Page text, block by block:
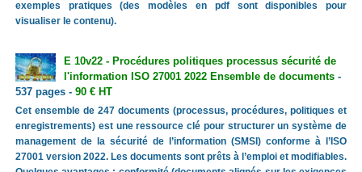
exemples pratiques (des modèles en pdf sont disponibles pour
visualiser le contenu).
E 10v22 - Procédures politiques processus sécurité de
l'information ISO 27001 2022 Ensemble de documents-
537 pages - 90 € HT
Cet ensemble de 247 documents (processus, procédures, politiques et
enregistrements) est une ressource clé pour structurer un système de
management de la sécurité de l’information (SMSI) conforme à l’ISO
27001 version 2022. Les documents sont prêts à l’emploi et modifiables.